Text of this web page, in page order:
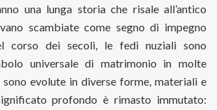
una lunga storia che risale all’antico
scambiate come segno di impegno
corso dei secoli, le fedi nuziali sono
universale di matrimonio in molte
sono evolute in diverse forme, materiali e
profondo è rimasto immutato: